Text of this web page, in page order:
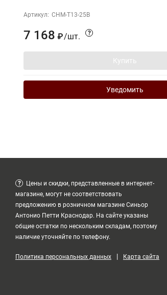
Артикул: CHM-T13-25B
7 168 ₽/шт. ?
Купить
Уведомить
?
Цены и скидки, представленные в интернет-
магазине, могут не соответствовать
предложению в розничном магазине Синьор
Антонио Петти Краснодар. На сайте указаны
общие остатки по нескольким складам, поэтому
наличие уточняйте по телефону.
Политика персональных данных | Карта сайта